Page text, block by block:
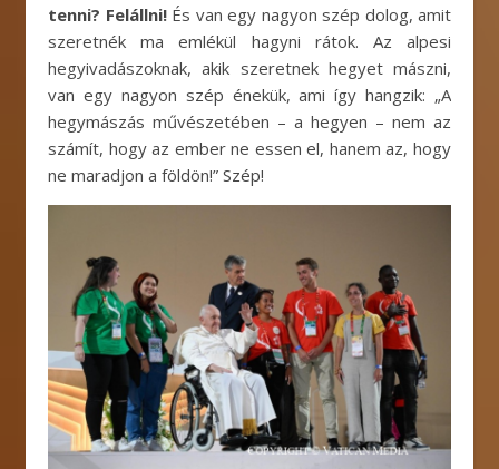
tenni? Felállni! És van egy nagyon szép dolog, amit
szeretnék ma emlékül hagyni rátok. Az alpesi
hegyivadászoknak, akik szeretnek hegyet mászni,
van egy nagyon szép énekük, ami így hangzik: „A
hegymászás művészetében – a hegyen – nem az
számít, hogy az ember ne essen el, hanem az, hogy
ne maradjon a földön!” Szép!